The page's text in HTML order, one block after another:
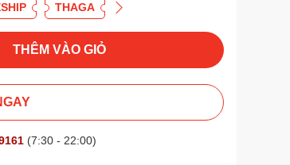
THAGA
THÊM VÀO GIỎ
(7:30 - 22:00)